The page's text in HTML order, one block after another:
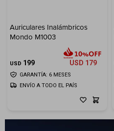
Auriculares Inalámbricos
Mondo M1003
USD 199 USD 179
GARANTÍA: 6 MESES
ENVÍO A TODO EL PAÍS